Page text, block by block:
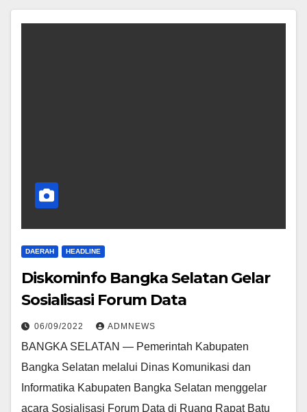
DAERAH HEADLINE
Diskominfo Bangka Selatan Gelar
Sosialisasi Forum Data
06/09/2022 ADMNEWS
BANGKA SELATAN — Pemerintah Kabupaten
Bangka Selatan melalui Dinas Komunikasi dan
Informatika Kabupaten Bangka Selatan menggelar
acara Sosialisasi Forum Data di Ruang Rapat Batu